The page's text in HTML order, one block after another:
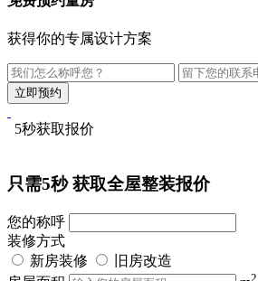
获得你的专属设计方案
5秒获取报价
只需5秒获取全屋整装报价
您的称呼
装修方式
新房装修
旧房改造
2